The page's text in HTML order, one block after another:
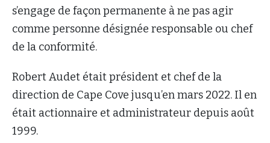
s’engage de façon permanente à ne pas agir
comme personne désignée responsable ou chef
de la conformité.
Robert Audet était président et chef de la
direction de Cape Cove jusqu’en mars 2022. Il en
était actionnaire et administrateur depuis août
1999.